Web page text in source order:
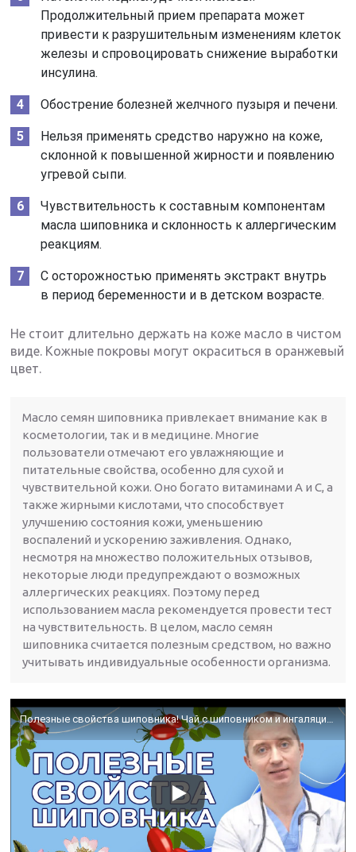
Продолжительный прием препарата может
привести к разрушительным изменениям клеток
железы и спровоцировать снижение выработки
инсулина.
Обострение болезней желчного пузыря и печени.
Нельзя применять средство наружно на коже,
склонной к повышенной жирности и появлению
угревой сыпи.
Чувствительность к составным компонентам
масла шиповника и склонность к аллергическим
реакциям.
С осторожностью применять экстракт внутрь
в период беременности и в детском возрасте.
Не стоит длительно держать на коже масло в чистом
виде. Кожные покровы могут окраситься в оранжевый
цвет.
Масло семян шиповника привлекает внимание как в
косметологии, так и в медицине. Многие
пользователи отмечают его увлажняющие и
питательные свойства, особенно для сухой и
чувствительной кожи. Оно богато витаминами A и C, а
также жирными кислотами, что способствует
улучшению состояния кожи, уменьшению
воспалений и ускорению заживления. Однако,
несмотря на множество положительных отзывов,
некоторые люди предупреждают о возможных
аллергических реакциях. Поэтому перед
использованием масла рекомендуется провести тест
на чувствительность. В целом, масло семян
шиповника считается полезным средством, но важно
учитывать индивидуальные особенности организма.
Полезные свойства шиповника! Чай с шиповником и ингаляции маслом розы!